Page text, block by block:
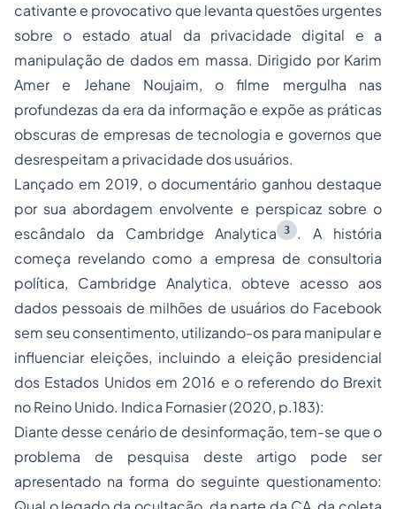
cativante e provocativo que levanta questões urgentes
sobre o estado atual da privacidade digital e a
manipulação de dados em massa. Dirigido por Karim
Amer e Jehane Noujaim, o filme mergulha nas
profundezas da era da informação e expõe as práticas
obscuras de empresas de tecnologia e governos que
desrespeitam a privacidade dos usuários.
Lançado em 2019, o documentário ganhou destaque
por sua abordagem envolvente e perspicaz sobre o
escândalo da Cambridge Analytica 3
. A história
começa revelando como a empresa de consultoria
política, Cambridge Analytica, obteve acesso aos
dados pessoais de milhões de usuários do Facebook
sem seu consentimento, utilizando-os para manipular e
influenciar eleições, incluindo a eleição presidencial
dos Estados Unidos em 2016 e o referendo do Brexit
no Reino Unido. Indica Fornasier (2020, p.183):
Diante desse cenário de desinformação, tem-se que o
problema de pesquisa deste artigo pode ser
apresentado na forma do seguinte questionamento: